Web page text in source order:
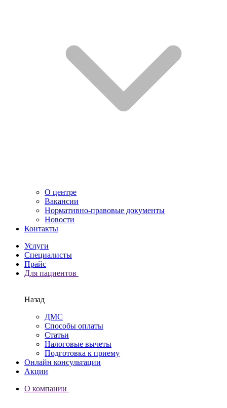
О центре
Вакансии
Нормативно-правовые документы
Новости
Контакты
Услуги
Специалисты
Прайс
Для пациентов
Назад
ДМС
Способы оплаты
Статьи
Налоговые вычеты
Подготовка к приему
Онлайн консультации
Акции
О компании